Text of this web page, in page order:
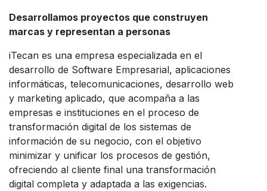
Desarrollamos proyectos que construyen
marcas y representan a personas
iTecan es una empresa especializada en el
desarrollo de Software Empresarial, aplicaciones
informáticas, telecomunicaciones, desarrollo web
y marketing aplicado, que acompaña a las
empresas e instituciones en el proceso de
transformación digital de los sistemas de
información de su negocio, con el objetivo
minimizar y unificar los procesos de gestión,
ofreciendo al cliente final una transformación
digital completa y adaptada a las exigencias.